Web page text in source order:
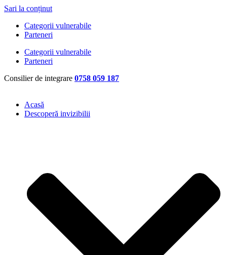
Sari la conținut
Categorii vulnerabile
Parteneri
Categorii vulnerabile
Parteneri
Consilier de integrare 0758 059 187
Acasă
Descoperă invizibilii